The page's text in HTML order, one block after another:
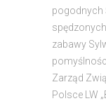
pogodnych
zabawy
Zarząd
Polsce LW